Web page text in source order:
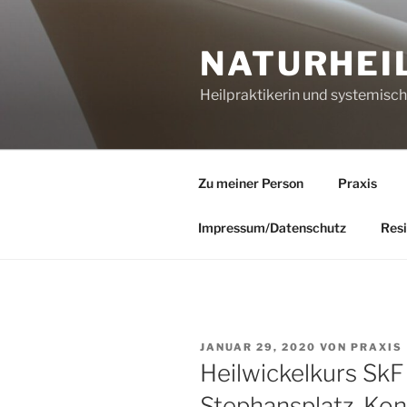
springen
Heilpraktikerin und
Zu meiner Person Praxis
Impressum/Datenschutz
VERÖFFENTLICHT
AM
JANUAR 29, 2020 VON PRAXIS
Heilwickelkurs